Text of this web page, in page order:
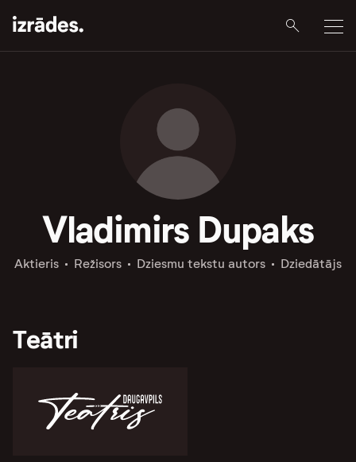
Vladimirs Dupaks
Aktieris Režisors Dziesmu tekstu autors Dziedātājs
Teātri